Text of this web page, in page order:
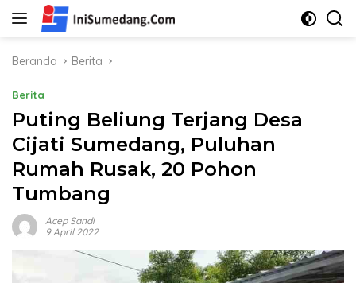
Langsung
Beranda
Berita
Berita
Puting Beliung Terjang Desa
Cijati Sumedang, Puluhan
Rumah Rusak, 20 Pohon
Tumbang
Acep Sandi
9 April 2022